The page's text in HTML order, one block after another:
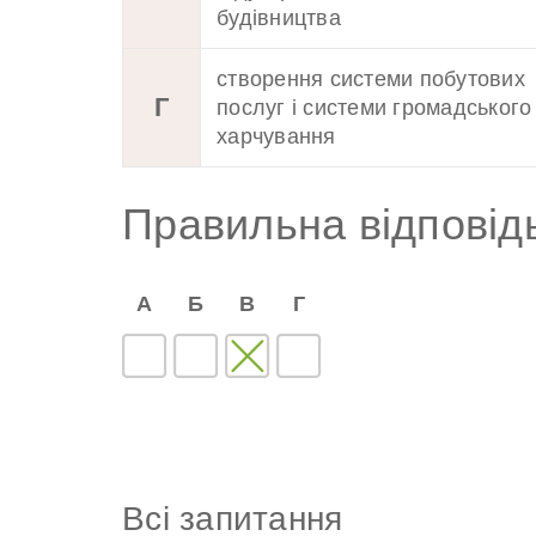
будівництва
Г
створення системи побутових
послуг і системи громадського
харчування
Правильна
А Б В Г
Всі запитання